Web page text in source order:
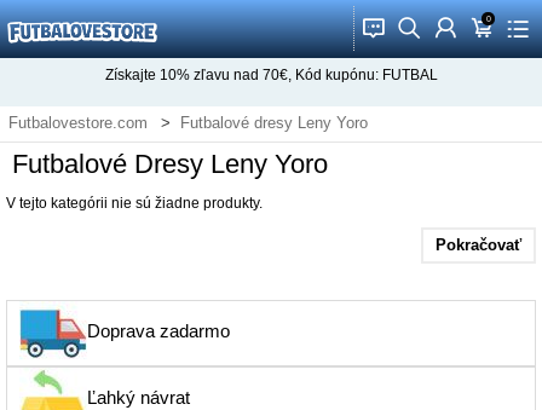
󰂱 󰂨 󰃳 0
󰃦 󰃖
Získajte 10%zľavu nad 70€, Kód kupónu: FUTBAL
Futbalovestore.com Futbalové dresy Leny Yoro
Futbalové Dresy Leny Yoro
V tejto kategórii nie sú žiadne produkty.
Pokračovať
Doprava zadarmo
Ľahký návrat